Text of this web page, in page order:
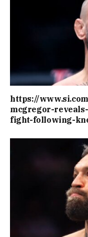
https://
mcgregor-
fight-following-